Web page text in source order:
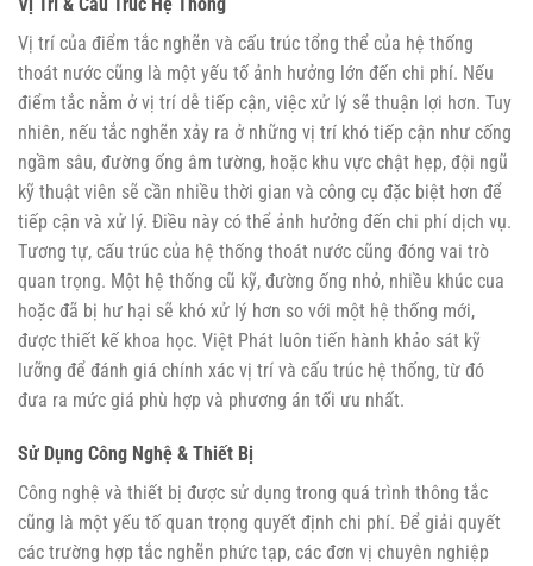
Vị trí của điểm tắc nghẽn và cấu trúc tổng thể của hệ thống
thoát nước cũng là một yếu tố ảnh hưởng lớn đến chi phí. Nếu
điểm tắc nằm ở vị trí dễ tiếp cận, việc xử lý sẽ thuận lợi hơn. Tuy
nhiên, nếu tắc nghẽn xảy ra ở những vị trí khó tiếp cận như cống
ngầm sâu, đường ống âm tường, hoặc khu vực chật hẹp, đội ngũ
kỹ thuật viên sẽ cần nhiều thời gian và công cụ đặc biệt hơn để
tiếp cận và xử lý. Điều này có thể ảnh hưởng đến chi phí dịch vụ.
Tương tự, cấu trúc của hệ thống thoát nước cũng đóng vai trò
quan trọng. Một hệ thống cũ kỹ, đường ống nhỏ, nhiều khúc cua
hoặc đã bị hư hại sẽ khó xử lý hơn so với một hệ thống mới,
được thiết kế khoa học. Việt Phát luôn tiến hành khảo sát kỹ
lưỡng để đánh giá chính xác vị trí và cấu trúc hệ thống, từ đó
đưa ra mức giá phù hợp và phương án tối ưu nhất.
Sử Dụng Công Nghệ & Thiết Bị
Công nghệ và thiết bị được sử dụng trong quá trình thông tắc
cũng là một yếu tố quan trọng quyết định chi phí. Để giải quyết
các trường hợp tắc nghẽn phức tạp, các đơn vị chuyên nghiệp